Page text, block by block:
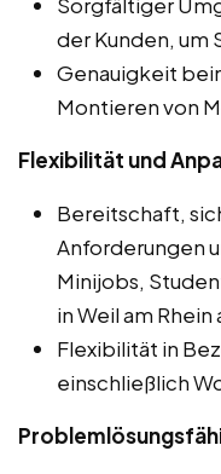
der Kunden, um
Genauigkeit
Montieren von
Flexibilität und
Bereitschaft,
Anforderungen
Minijobs,
in Weil am Rhein
Flexibilität in
einschließlich